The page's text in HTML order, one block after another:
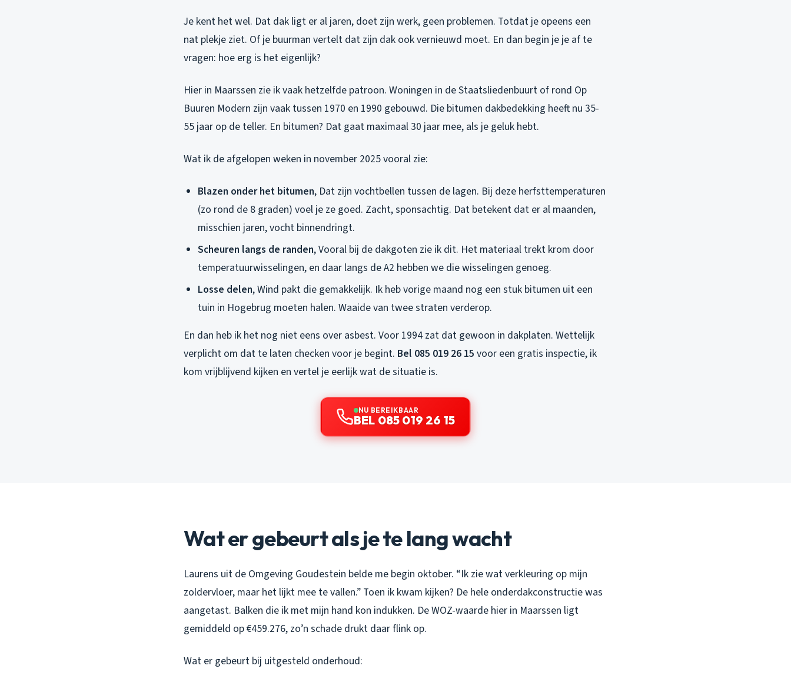
Je kent het wel. Dat dak ligt er al jaren, doet zijn werk, geen problemen. Totdat je opeens een
nat plekje ziet. Of je buurman vertelt dat zijn dak ook vernieuwd moet. En dan begin je je af te
vragen: hoe erg is het eigenlijk?
Hier in Maarssen zie ik vaak hetzelfde patroon. Woningen in de Staatsliedenbuurt of rond Op
Buuren Modern zijn vaak tussen 1970 en 1990 gebouwd. Die bitumen dakbedekking heeft nu 35-
55 jaar op de teller. En bitumen? Dat gaat maximaal 30 jaar mee, als je geluk hebt.
Wat ik de afgelopen weken in november 2025 vooral zie:
Blazen onder het bitumen, Dat zijn vochtbellen tussen de lagen. Bij deze herfsttemperaturen
(zo rond de 8 graden) voel je ze goed. Zacht, sponsachtig. Dat betekent dat er al maanden,
misschien jaren, vocht binnendringt.
Scheuren langs de randen, Vooral bij de dakgoten zie ik dit. Het materiaal trekt krom door
temperatuurwisselingen, en daar langs de A2 hebben we die wisselingen genoeg.
Losse delen, Wind pakt die gemakkelijk. Ik heb vorige maand nog een stuk bitumen uit een
tuin in Hogebrug moeten halen. Waaide van twee straten verderop.
En dan heb ik het nog niet eens over asbest. Voor 1994 zat dat gewoon in dakplaten. Wettelijk
verplicht om dat te laten checken voor je begint. Bel 085 019 26 15 voor een gratis inspectie, ik
kom vrijblijvend kijken en vertel je eerlijk wat de situatie is.
NU BEREIKBAAR
BEL 085 019 26 15
Wat er gebeurt als je te lang wacht
Laurens uit de Omgeving Goudestein belde me begin oktober. “Ik zie wat verkleuring op mijn
zoldervloer, maar het lijkt mee te vallen.” Toen ik kwam kijken? De hele onderdakconstructie was
aangetast. Balken die ik met mijn hand kon indukken. De WOZ-waarde hier in Maarssen ligt
gemiddeld op €459.276, zo’n schade drukt daar flink op.
Wat er gebeurt bij uitgesteld onderhoud: